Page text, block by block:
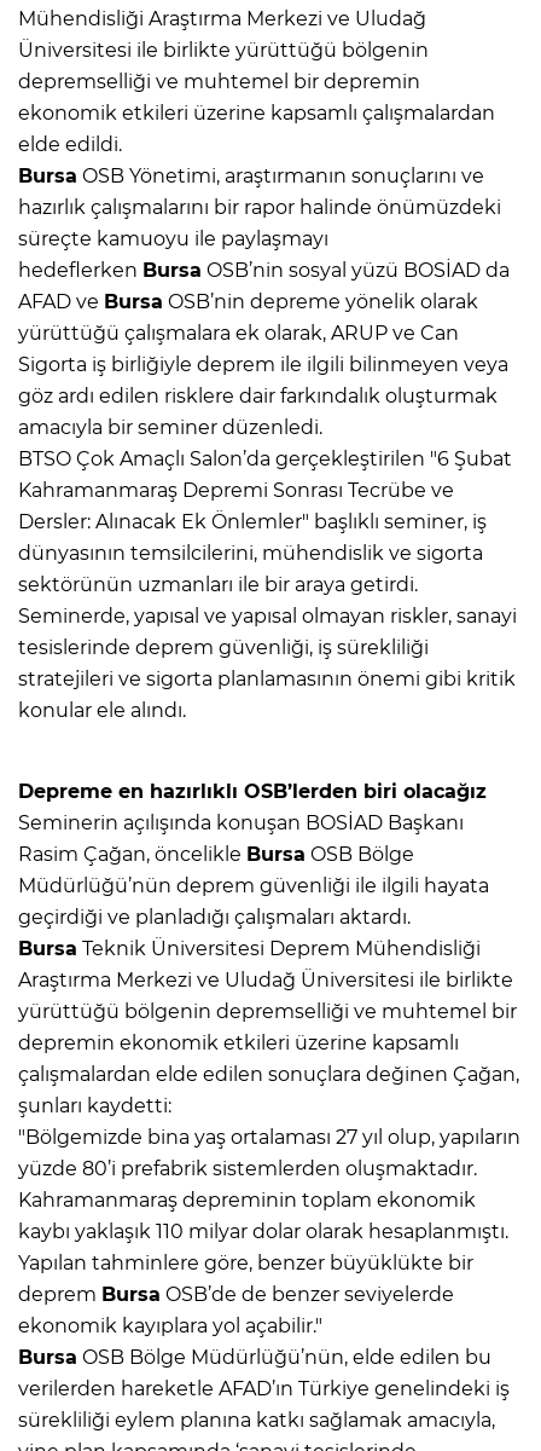
Mühendisliği Araştırma Merkezi ve Uludağ
Üniversitesi ile birlikte yürüttüğü bölgenin
depremselliği ve muhtemel bir depremin
ekonomik etkileri üzerine kapsamlı çalışmalardan
elde edildi.
Bursa OSB Yönetimi, araştırmanın sonuçlarını ve
hazırlık çalışmalarını bir rapor halinde önümüzdeki
süreçte kamuoyu ile paylaşmayı
hedeflerken Bursa OSB’nin sosyal yüzü BOSİAD da
AFAD ve Bursa OSB’nin depreme yönelik olarak
yürüttüğü çalışmalara ek olarak, ARUP ve Can
Sigorta iş birliğiyle deprem ile ilgili bilinmeyen veya
göz ardı edilen risklere dair farkındalık oluşturmak
amacıyla bir seminer düzenledi.
BTSO Çok Amaçlı Salon’da gerçekleştirilen "6 Şubat
Kahramanmaraş Depremi Sonrası Tecrübe ve
Dersler: Alınacak Ek Önlemler" başlıklı seminer, iş
dünyasının temsilcilerini, mühendislik ve sigorta
sektörünün uzmanları ile bir araya getirdi.
Seminerde, yapısal ve yapısal olmayan riskler, sanayi
tesislerinde deprem güvenliği, iş sürekliliği
stratejileri ve sigorta planlamasının önemi gibi kritik
konular ele alındı.
Depreme en hazırlıklı OSB’lerden biri olacağız
Seminerin açılışında konuşan BOSİAD Başkanı
Rasim Çağan, öncelikle Bursa OSB Bölge
Müdürlüğü’nün deprem güvenliği ile ilgili hayata
geçirdiği ve planladığı çalışmaları aktardı.
Bursa Teknik Üniversitesi Deprem Mühendisliği
Araştırma Merkezi ve Uludağ Üniversitesi ile birlikte
yürüttüğü bölgenin depremselliği ve muhtemel bir
depremin ekonomik etkileri üzerine kapsamlı
çalışmalardan elde edilen sonuçlara değinen Çağan,
şunları kaydetti:
"Bölgemizde bina yaş ortalaması 27 yıl olup, yapıların
yüzde 80’i prefabrik sistemlerden oluşmaktadır.
Kahramanmaraş depreminin toplam ekonomik
kaybı yaklaşık 110 milyar dolar olarak hesaplanmıştı.
Yapılan tahminlere göre, benzer büyüklükte bir
deprem Bursa OSB’de de benzer seviyelerde
ekonomik kayıplara yol açabilir."
Bursa OSB Bölge Müdürlüğü’nün, elde edilen bu
verilerden hareketle AFAD’ın Türkiye genelindeki iş
sürekliliği eylem planına katkı sağlamak amacıyla,